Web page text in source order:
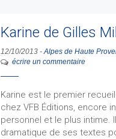
Karine de Gilles
12/10/2013 -Alpes de Haute
écrire un commentaire
Karine est le premier
chez VFB Éditions, encore
personnel et le plus intime.
dramatique de ses textes